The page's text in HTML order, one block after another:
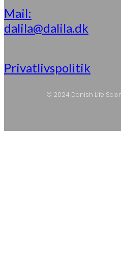
Mail:
dalila@dalila.dk
Privatlivspolitik
© 2024 Danish Life